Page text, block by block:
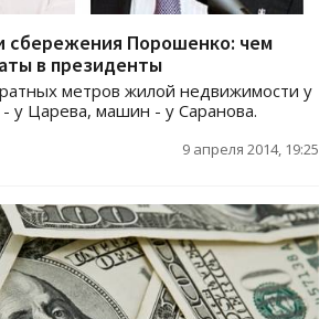
сбережения Порошенко: чем
в президенты
метров жилой недвижимости у
у Царева, машин - у Саранова.
9 апреля 2014, 19:25